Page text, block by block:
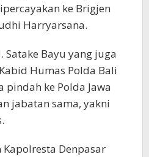
ke Brigjen
Harryarsana.
Satake Bayu yang juga
Humas Polda Bali
ke Polda Jawa
jabatan sama, yakni
Denpasar